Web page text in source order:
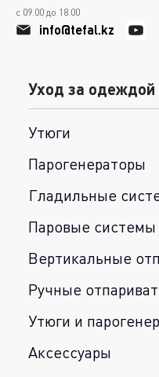
с 09.00 до 18.00
info@tefal.kz
Уход за одеждой
Утюги
Парогенераторы
Гладильные
Паровые системы
Вертикальные
Ручные
Утюги и
Аксессуары